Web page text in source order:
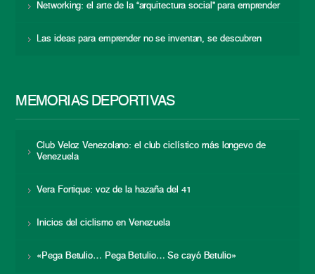
Networking: el arte de la “arquitectura social” para emprender
Las ideas para emprender no se inventan, se descubren
MEMORIAS DEPORTIVAS
Club Veloz Venezolano: el club ciclístico más longevo de
Venezuela
Vera Fortique: voz de la hazaña del 41
Inicios del ciclismo en Venezuela
«Pega Betulio… Pega Betulio… Se cayó Betulio»